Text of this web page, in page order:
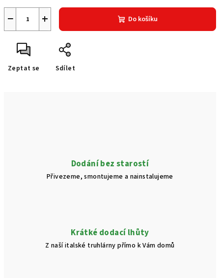
+
− Do košíku
Zeptat se Sdílet
Dodání bez starostí
Přivezeme, smontujeme a nainstalujeme
Krátké dodací lhůty
Z naší italské truhlárny přímo k Vám domů